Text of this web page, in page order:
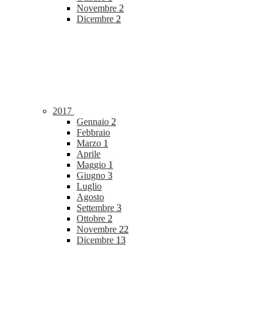
Novembre 2
Dicembre 2
2017
Gennaio 2
Febbraio
Marzo 1
Aprile
Maggio 1
Giugno 3
Luglio
Agosto
Settembre 3
Ottobre 2
Novembre 22
Dicembre 13